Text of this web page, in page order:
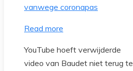
Read more
YouTube hoeft verwijderde
video van Baudet niet terug te